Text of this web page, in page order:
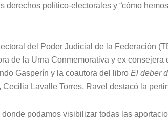
derechos político-electorales y “cómo
del Poder Judicial de la Federación
de la Urna Conmemorativa y ex consejera
Gasperín y la coautora del libro El deber
, Cecilia Lavalle Torres, Ravel destacó la
podamos visibilizar todas las